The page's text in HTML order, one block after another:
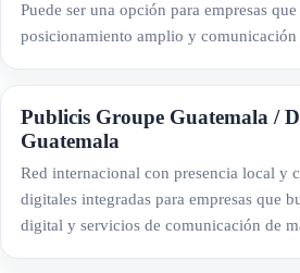
Puede ser una opción para empresas que
posicionamiento amplio y
Publicis Groupe Guatemala /
Guatemala
Red internacional con presencia local y
digitales integradas para empresas que
digital y servicios de comunicación de